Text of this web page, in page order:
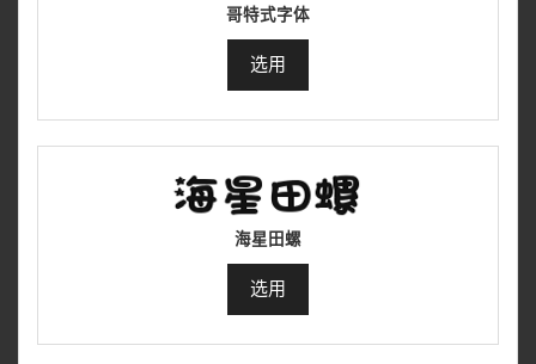
哥特式字体
选用
海星田螺
选用